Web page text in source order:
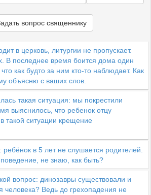
вопрос священнику
в церковь, литургии не пропускает.
В последнее время боится дома один
как будто за ним кто-то наблюдает. Как
объясню с ваших слов.
такая ситуация: мы покрестили
выяснилось, что ребенок отцу
такой ситуации крещение
в 5 лет не слушается родителей.
не знаю, как быть?
вопрос: динозавры существовали и
человека? Ведь до грехопадения не